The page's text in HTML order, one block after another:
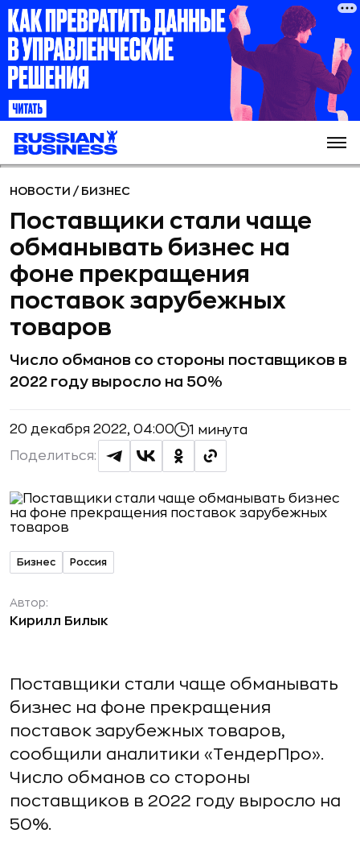
НОВОСТИ / БИЗНЕС
Поставщики стали чаще
обманывать бизнес на
фоне прекращения
поставок зарубежных
товаров
Число обманов со стороны поставщиков в
2022 году выросло на 50%
20 декабря 2022, 04:00 1 минута
Поделиться:
Бизнес Россия
Автор:
Кирилл Билык
Поставщики стали чаще обманывать
бизнес на фоне прекращения
поставок зарубежных товаров,
сообщили аналитики «ТендерПро».
Число обманов со стороны
поставщиков в 2022 году выросло на
50%.